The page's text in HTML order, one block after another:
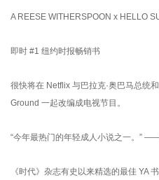
A REESE WITHERSPOON x HELLO
即时 #1 纽约时报畅销书
很快将在 Netflix 与巴拉克·奥巴马总统
Ground 一起改编成电视节目。
“今年最热门的年轻成人小说之一。”
《时代》杂志有史以来精选的最佳 YA